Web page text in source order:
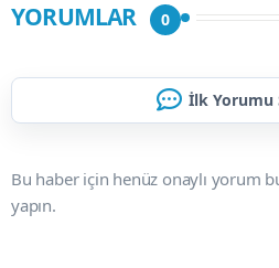
YORUMLAR 0
İlk Yorumu
Bu haber için henüz onaylı yorum
yapın.